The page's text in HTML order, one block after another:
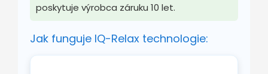
poskytuje výrobca záruku 10 let.
Jak funguje IQ-Relax technologie: